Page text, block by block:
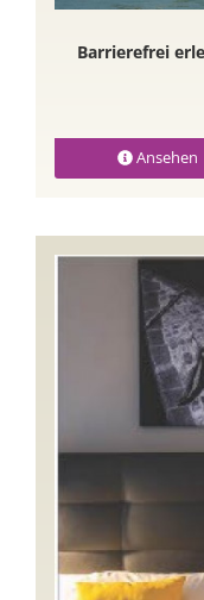
Barrierefrei
Ansehen